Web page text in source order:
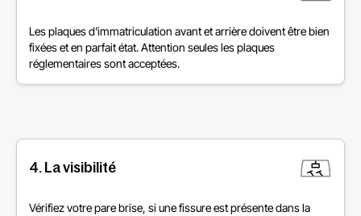
Les plaques d'immatriculation avant et arrière doivent être bien
fixées et en parfait état. Attention seules les plaques
réglementaires sont acceptées.
4. La visibilité
Vérifiez votre pare brise, si une fissure est présente dans la